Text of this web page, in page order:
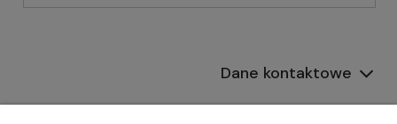
Dane kontaktowe
Informacje